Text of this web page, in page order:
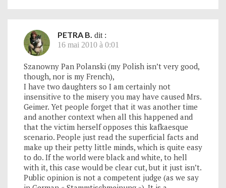
PETRA B. dit :
16 mai 2010 à 0:01
Szanowny Pan Polanski (my Polish isn’t very good,
though, nor is my French),
I have two daughters so I am certainly not
insensitive to the misery you may have caused Mrs.
Geimer. Yet people forget that it was another time
and another context when all this happened and
that the victim herself opposes this kafkaesque
scenario. People just read the superficial facts and
make up their petty little minds, which is quite easy
to do. If the world were black and white, to hell
with it, this case would be clear cut, but it just isn’t.
Public opinion is not a competent judge (as we say